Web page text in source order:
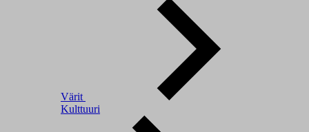
Värit
Kulttuuri